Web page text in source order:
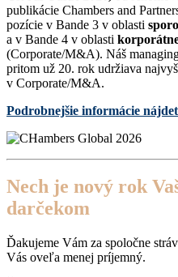
publikácie Chambers and
pozície v Bande 3 v oblasti
a v Bande 4 v oblasti
(Corporate/M&A). Náš
pritom už 20. rok udržiava
v Corporate/M&A.
Podrobnejšie informácie
Nech je nový rok
darčekom
Ďakujeme Vám za spoločne
Vás oveľa menej príjemný.